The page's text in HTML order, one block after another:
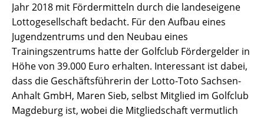
Jahr 2018 mit Fördermitteln durch die landeseigene
Lottogesellschaft bedacht. Für den Aufbau eines
Jugendzentrums und den Neubau eines
Trainingszentrums hatte der Golfclub Fördergelder in
Höhe von 39.000 Euro erhalten. Interessant ist dabei,
dass die Geschäftsführerin der Lotto-Toto Sachsen-
Anhalt GmbH, Maren Sieb, selbst Mitglied im Golfclub
Magdeburg ist, wobei die Mitgliedschaft vermutlich